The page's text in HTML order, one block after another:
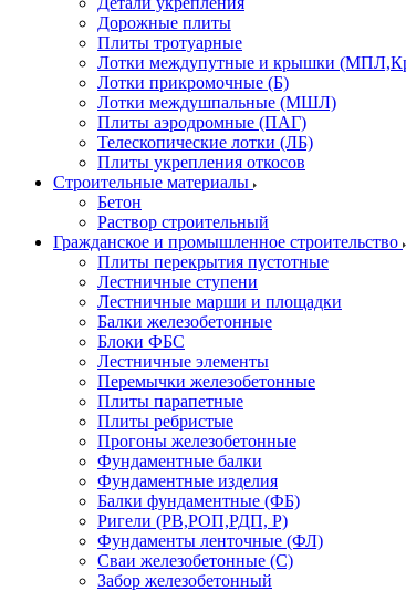
Дорожные плиты
Плиты тротуарные
Лотки междупутные и крышки
Лотки прикромочные (Б)
Лотки междушпальные (МШЛ)
Плиты аэродромные (ПАГ)
Телескопические лотки (ЛБ)
Плиты укрепления откосов
Строительные материалы
Бетон
Раствор строительный
Гражданское и промышленное строительство
Плиты перекрытия пустотные
Лестничные ступени
Лестничные марши и площадки
Балки железобетонные
Блоки ФБС
Лестничные элементы
Перемычки железобетонные
Плиты парапетные
Плиты ребристые
Прогоны железобетонные
Фундаментные балки
Фундаментные изделия
Балки фундаментные (ФБ)
Ригели (РВ,РОП,РДП, Р)
Фундаменты ленточные (ФЛ)
Сваи железобетонные (С)
Забор железобетонный